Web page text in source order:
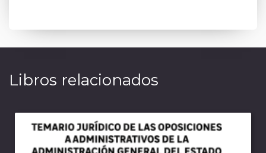
Libros relacionados